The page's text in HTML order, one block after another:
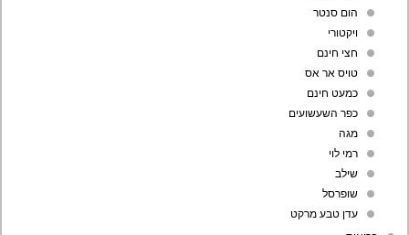
הום סנטר
ויקטורי
חצי חינם
טויס אר אס
כמעט חינם
כפר השעשועים
מגה
רמי לוי
שילב
שופרסל
עדן טבע מרקט